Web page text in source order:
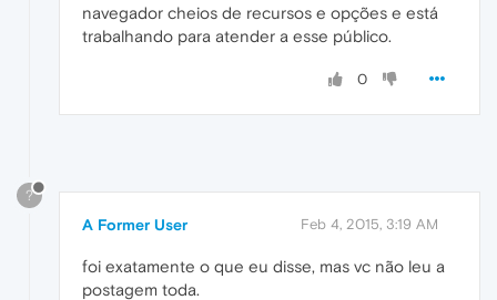
navegador cheios de recursos e opções e está
trabalhando para atender a esse público.
0
?
A Former User Feb 4, 2015, 3:19 AM
foi exatamente o que eu disse, mas vc não leu a
postagem toda.